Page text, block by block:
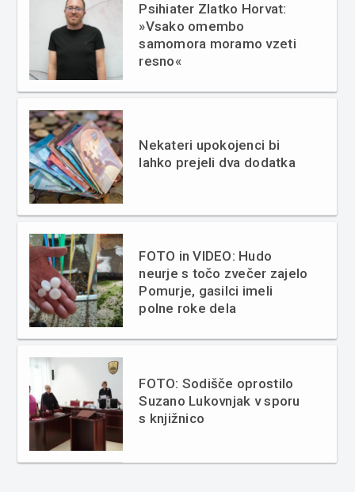
Psihiater Zlatko Horvat:
»Vsako omembo
samomora moramo vzeti
resno«
Nekateri upokojenci bi
lahko prejeli dva dodatka
FOTO in VIDEO: Hudo
neurje s točo zvečer zajelo
Pomurje, gasilci imeli
polne roke dela
FOTO: Sodišče oprostilo
Suzano Lukovnjak v sporu
s knjižnico